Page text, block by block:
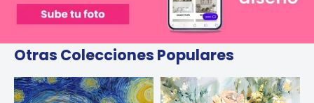
Otras Colecciones Populares